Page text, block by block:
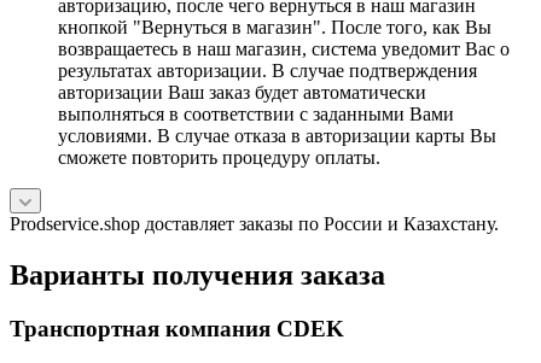
авторизацию, после чего вернуться в наш магазин
кнопкой "Вернуться в магазин". После того, как Вы
возвращаетесь в наш магазин, система уведомит Вас о
результатах авторизации. В случае подтверждения
авторизации Ваш заказ будет автоматически
выполняться в соответствии с заданными Вами
условиями. В случае отказа в авторизации карты Вы
сможете повторить процедуру оплаты.
Prodservice.shop доставляет заказы по России и Казахстану.
Варианты получения заказа
Транспортная компания CDEK